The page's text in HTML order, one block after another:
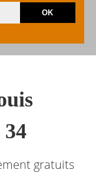
gratuits